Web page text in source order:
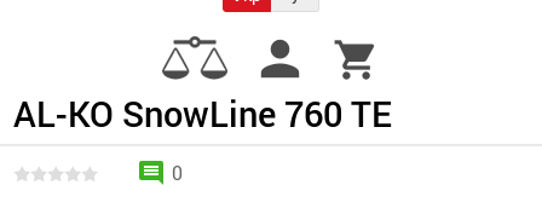
person shopping_cart
AL-KO SnowLine 760 TE
comment 0